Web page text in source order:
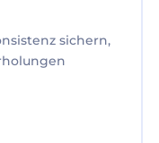
sichern,